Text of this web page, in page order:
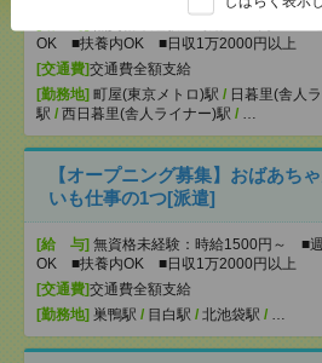
OK ■扶養内OK ■日収1万2000円以上
[交通費]交通費全額支給
[勤務地] 町屋(東京メトロ)駅 / 日暮里(舎人
駅 / 西日暮里(舎人ライナー)駅 /
【オープニング募集】おばあち
いも仕事の1つ[派遣]
[給 与] 無資格未経験：時給1500円～ ■
OK ■扶養内OK ■日収1万2000円以上
[交通費]交通費全額支給
[勤務地] 巣鴨駅 / 目白駅 / 北池袋駅 /